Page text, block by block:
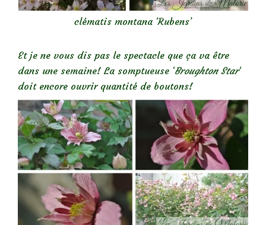
clématis montana ‘Rubens’
Et je ne vous dis pas le spectacle que ça va être
dans une semaine! La somptueuse ‘Broughton Star‘
doit encore ouvrir quantité de boutons!